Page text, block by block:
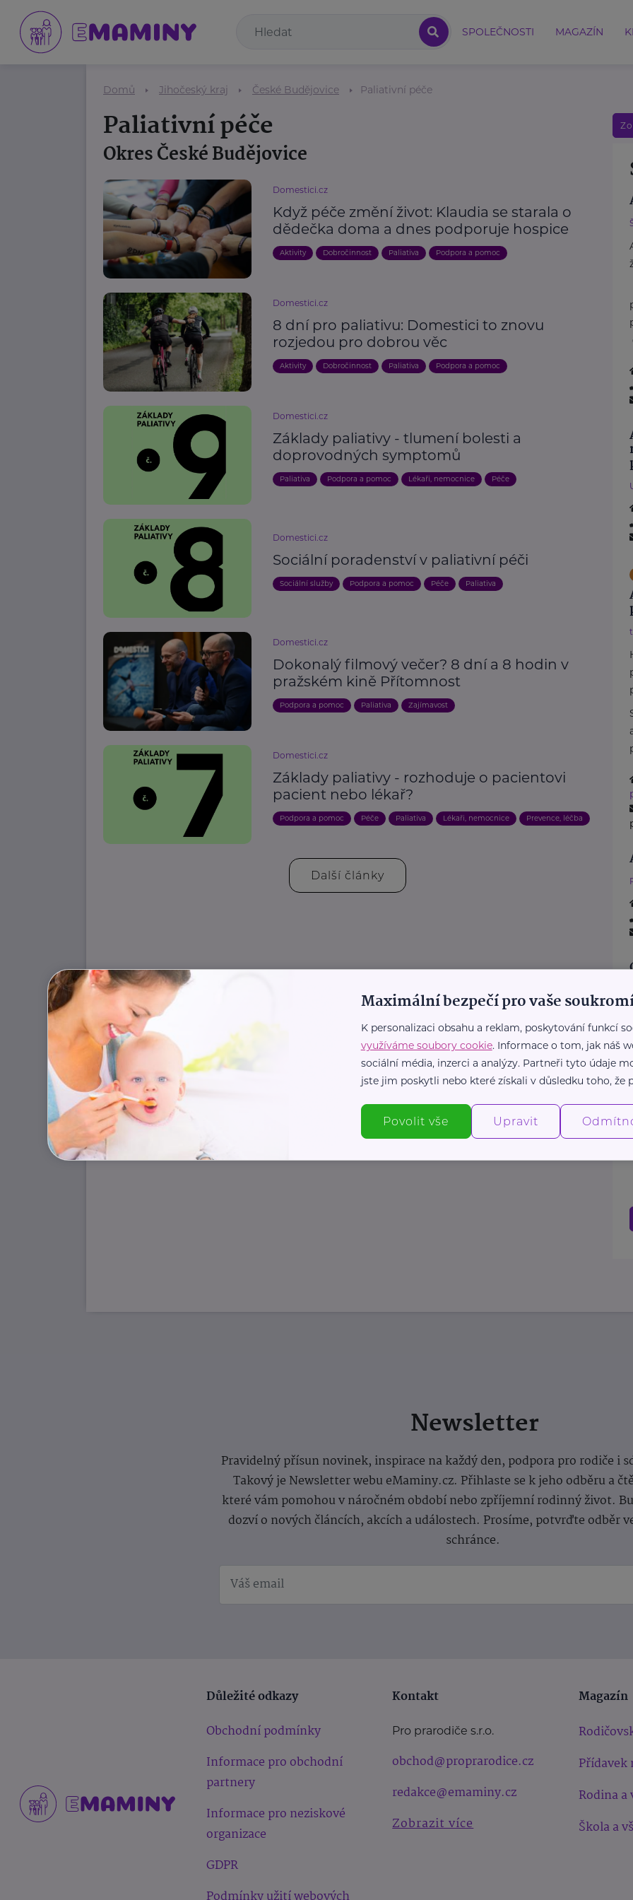
SPOLEČNOSTI MAGAZÍN
Domů Jihočeský kraj České Budějovice Paliativní péče
Paliativní péče
Okres České Budějovice
Domestici.cz
Když péče změní život: Klaudia se starala o
dědečka doma a dnes podporuje hospice
Aktivity Dobročinnost Paliativa Podpora a pomoc
Domestici.cz
8 dní pro paliativu: Domestici to znovu
rozjedou pro dobrou věc
Aktivity Dobročinnost Paliativa Podpora a pomoc
Domestici.cz
Základy paliativy - tlumení bolesti a
doprovodných symptomů
Paliativa Podpora a pomoc Lékaři, nemocnice Péče
Domestici.cz
Sociální poradenství v paliativní péči
Sociální služby Podpora a pomoc Péče Paliativa
Domestici.cz
Dokonalý filmový večer? 8 dní a 8 hodin v
pražském kině Přítomnost
Podpora a pomoc Paliativa Zajímavost
Domestici.cz
Základy paliativy - rozhoduje o pacientovi
pacient nebo lékař?
Podpora a pomoc Péče Paliativa Lékaři, nemocnice Prevence, léčba
Další články
Newsletter
Pravidelný přísun novinek, inspirace na každý den, podpora pro rodiče i
Takový je Newsletter webu eMaminy.cz. Přihlaste se k jeho odběru a
které vám pomohou v náročném období nebo zpříjemní rodinný život.
dozví o nových článcích, akcích a událostech. Prosíme, potvrďte odběr
schránce.
Důležité odkazy
Obchodní podmínky
Informace pro obchodní
partnery
Informace pro neziskové
organizace
GDPR
Kontakt
Pro prarodiče s.r.o.
obchod@proprarodice.cz
redakce@emaminy.cz
Zobrazit více
Magazín
Přídavek
Rodina a
Škola a
Maximální bezpečí pro vaše
K personalizaci obsahu a reklam, poskytování funkcí
využíváme soubory cookie. Informace o tom, jak náš
sociální média, inzerci a analýzy. Partneři tyto údaje
jste jim poskytli nebo které získali v důsledku toho, že
Povolit vše Upravit